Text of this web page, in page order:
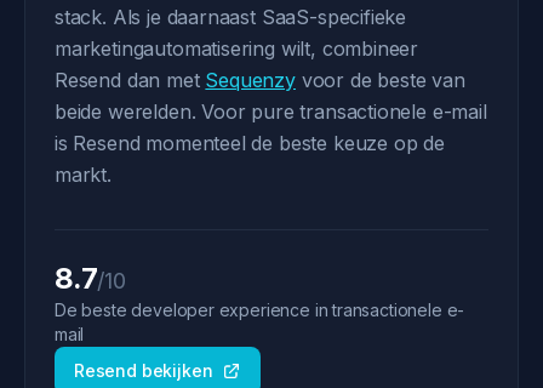
stack. Als je daarnaast SaaS-specifieke
marketingautomatisering wilt, combineer
Resend dan met Sequenzyvoor de beste van
beide werelden. Voor pure transactionele e-mail
is Resend momenteel de beste keuze op de
markt.
8.7/10
De beste developer experience in transactionele e-
mail
Resend bekijken